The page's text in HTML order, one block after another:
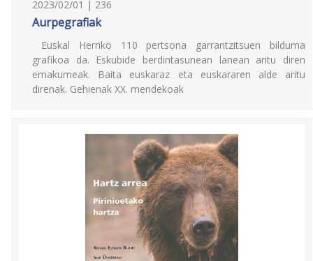
2023/02/01 | 236
Aurpegrafiak
Euskal Herriko 110 pertsona garrantzitsuen bilduma
grafikoa da. Eskubide berdintasunean lanean aritu diren
emakumeak. Baita euskaraz eta euskararen alde aritu
direnak. Gehienak XX. mendekoak